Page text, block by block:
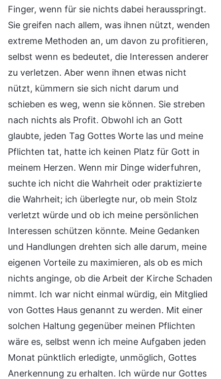
Finger, wenn für sie nichts dabei herausspringt.
Sie greifen nach allem, was ihnen nützt, wenden
extreme Methoden an, um davon zu profitieren,
selbst wenn es bedeutet, die Interessen anderer
zu verletzen. Aber wenn ihnen etwas nicht
nützt, kümmern sie sich nicht darum und
schieben es weg, wenn sie können. Sie streben
nach nichts als Profit. Obwohl ich an Gott
glaubte, jeden Tag Gottes Worte las und meine
Pflichten tat, hatte ich keinen Platz für Gott in
meinem Herzen. Wenn mir Dinge widerfuhren,
suchte ich nicht die Wahrheit oder praktizierte
die Wahrheit; ich überlegte nur, ob mein Stolz
verletzt würde und ob ich meine persönlichen
Interessen schützen könnte. Meine Gedanken
und Handlungen drehten sich alle darum, meine
eigenen Vorteile zu maximieren, als ob es mich
nichts anginge, ob die Arbeit der Kirche Schaden
nimmt. Ich war nicht einmal würdig, ein Mitglied
von Gottes Haus genannt zu werden. Mit einer
solchen Haltung gegenüber meinen Pflichten
wäre es, selbst wenn ich meine Aufgaben jeden
Monat pünktlich erledigte, unmöglich, Gottes
Anerkennung zu erhalten. Ich würde nur Gottes